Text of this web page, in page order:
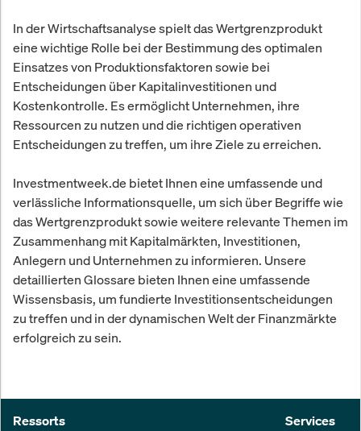
In der Wirtschaftsanalyse spielt das Wertgrenzprodukt
eine wichtige Rolle bei der Bestimmung des optimalen
Einsatzes von Produktionsfaktoren sowie bei
Entscheidungen über Kapitalinvestitionen und
Kostenkontrolle. Es ermöglicht Unternehmen, ihre
Ressourcen zu nutzen und die richtigen operativen
Entscheidungen zu treffen, um ihre Ziele zu erreichen.
Investmentweek.de bietet Ihnen eine umfassende und
verlässliche Informationsquelle, um sich über Begriffe wie
das Wertgrenzprodukt sowie weitere relevante Themen im
Zusammenhang mit Kapitalmärkten, Investitionen,
Anlegern und Unternehmen zu informieren. Unsere
detaillierten Glossare bieten Ihnen eine umfassende
Wissensbasis, um fundierte Investitionsentscheidungen
zu treffen und in der dynamischen Welt der Finanzmärkte
erfolgreich zu sein.
Ressorts Services